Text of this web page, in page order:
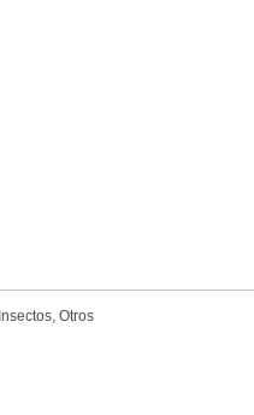
Insectos, Otros